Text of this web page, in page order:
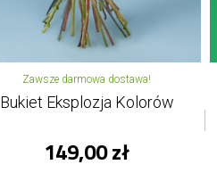
Zawsze darmowa dostawa!
Bukiet Eksplozja Kolorów
149,00 zł